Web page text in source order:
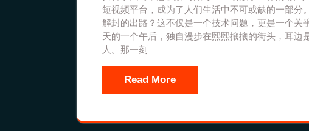
短视频平台，成为了人们生活中不可或缺的一部分
解封的出路？这不仅是一个技术问题，更是一个关
天的一个午后，独自漫步在熙熙攘攘的街头，耳边
人。那一刻
Read More